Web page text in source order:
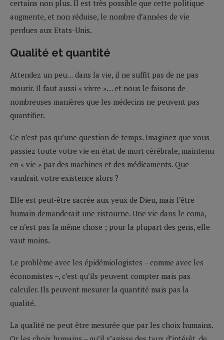
certains non plus. Il est très possible que cette politique
augmente, et non réduise, le nombre d’années de vie
perdues aux Etats-Unis.
Qualité et quantité
Attendez un peu… dans la vie, il ne suffit pas de ne pas
mourir. Il faut aussi « vivre »… et nous le faisons de
nombreuses manières que les médecins ne peuvent pas
quantifier.
Ce n’est pas qu’une question de temps. Imaginez que vous
passiez toute votre vie en état de mort cérébrale, maintenu
en « vie » par des machines et des médicaments. Que
vaudrait votre existence alors ?
Elle est peut-être sacrée aux yeux de Dieu, mais l’être
humain demanderait une ristourne. Une vie dans le coma,
ce n’est pas la même chose ; pour la plupart des gens, elle
vaut moins.
Le problème avec les épidémiologistes – comme avec les
économistes –, c’est qu’ils peuvent compter mais pas
calculer. Ils peuvent mesurer la quantité mais pas la
qualité.
La qualité ne peut être mesurée que par les choix humains.